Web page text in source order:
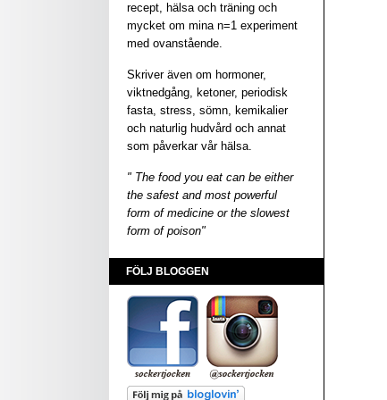
recept, hälsa och träning och
mycket om mina n=1 experiment
med ovanstående.
Skriver även om hormoner,
viktnedgång, ketoner, periodisk
fasta, stress, sömn, kemikalier
och naturlig hudvård och annat
som påverkar vår hälsa.
" The food you eat can be either
the safest and most powerful
form of medicine or the slowest
form of poison"
FÖLJ BLOGGEN